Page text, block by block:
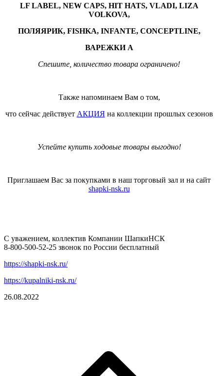
LF LABEL, NEW CAPS, HIT HATS, VLADI, LIZA
VOLKOVA,
ПОЛЯЯРИК, FISHKA, INFANTE, CONCEPTLINE,
ВАРЕЖКИ А
Спешите, количество товара ограничено!
Также напоминаем Вам о том,
что сейчас действует АКЦИЯна коллекции прошлых сезонов
Успейте купить ходовые товары выгодно!
Приглашаем Вас за покупками в наш торговый зал и на сайт
shapki-nsk.ru
С уважением, коллектив Компании ШапкиНСК
8-800-500-52-25 звонок по России бесплатный
https://shapki-nsk.ru/
https://kupalniki-nsk.ru/
26.08.2022